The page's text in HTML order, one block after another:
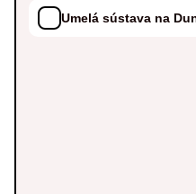
Umelá sústava na